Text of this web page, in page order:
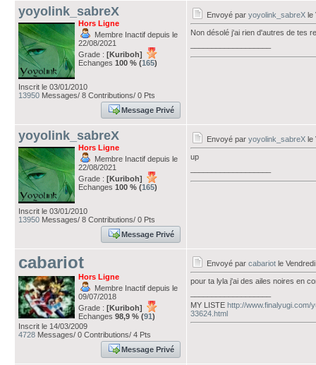
yoyolink_sabreX
Hors Ligne
Membre Inactif depuis le
22/08/2021
Grade : [Kuriboh]
Echanges 100 % (165)
Inscrit le 03/01/2010
13950 Messages/ 8 Contributions/ 0 Pts
Message Privé
Envoyé par yoyolink_sabreX le
Non désolé j'ai rien d'autres de tes
yoyolink_sabreX
Hors Ligne
Membre Inactif depuis le
22/08/2021
Grade : [Kuriboh]
Echanges 100 % (165)
Inscrit le 03/01/2010
13950 Messages/ 8 Contributions/ 0 Pts
Message Privé
Envoyé par yoyolink_sabreX le
up
cabariot
Hors Ligne
Membre Inactif depuis le
09/07/2018
Grade : [Kuriboh]
Echanges 98,9 % (91)
Inscrit le 14/03/2009
4728 Messages/ 0 Contributions/ 4 Pts
Message Privé
Envoyé par cabariot le
pour ta lyla j'ai des ailes noires en
MY LISTE http://www.finalyugi.com/
33624.html